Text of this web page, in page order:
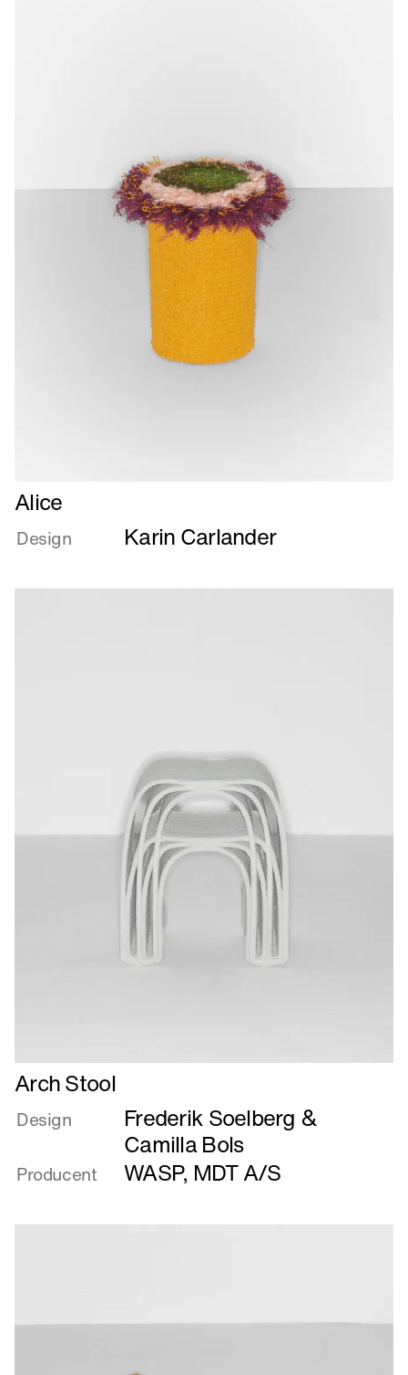
Læs
mere
om
Alice
Design Karin Carlander
Læs
mere
om
Arch Stool
Design
Frederik Soelberg &
Camilla Bols
Producent WASP, MDT A/S